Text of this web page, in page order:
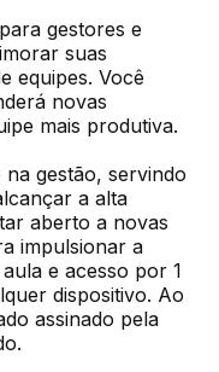
gestores e
suas
equipes. Você
novas
mais produtiva.
na gestão, servindo
a alta
aberto a novas
impulsionar a
e acesso por 1
dispositivo. Ao
assinado pela